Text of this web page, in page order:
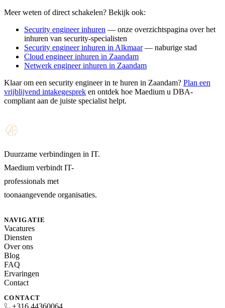
Meer weten of direct schakelen? Bekijk ook:
Security engineer inhuren — onze overzichtspagina over het
inhuren van security-specialisten
Security engineer inhuren in Alkmaar— naburige stad
Cloud engineer inhuren in Zaandam
Netwerk engineer inhuren in Zaandam
Klaar om een security engineer in te huren in Zaandam? Plan een
vrijblijvend intakegesprek en ontdek hoe Maedium u DBA-
compliant aan de juiste specialist helpt.
Duurzame verbindingen in IT.
Maedium verbindt IT-
professionals met
toonaangevende organisaties.
NAVIGATIE
Vacatures
Diensten
Over ons
Blog
FAQ
Ervaringen
Contact
CONTACT
+316 44360064